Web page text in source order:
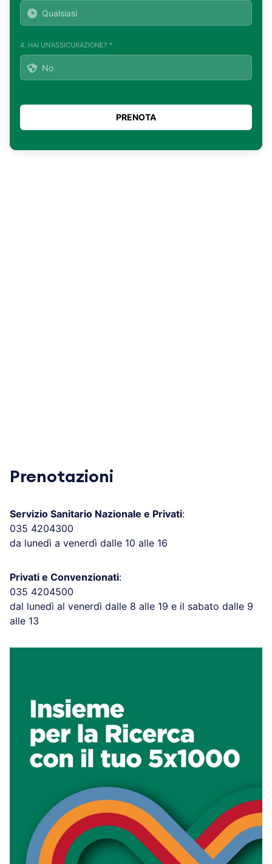
4. HAI UN'ASSICURAZIONE? *
Prenotazioni
Servizio Sanitario Nazionale e Privati:
035 4204300
da lunedì a venerdì dalle 10 alle 16
Privati e Convenzionati:
035 4204500
dal lunedì al venerdì dalle 8 alle 19 e il sabato dalle 9
alle 13